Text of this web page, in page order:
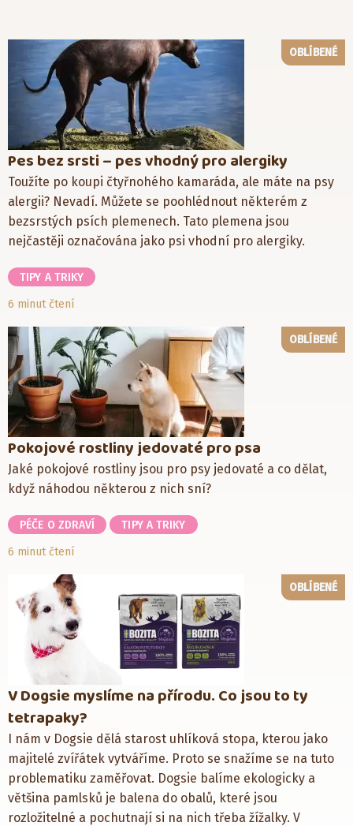
OBLÍBENÉ
Pes bez srsti – pes vhodný pro alergiky
Toužíte po koupi čtyřnohého kamaráda, ale máte na psy
alergii? Nevadí. Můžete se poohlédnout některém z
bezsrstých psích plemenech. Tato plemena jsou
nejčastěji označována jako psi vhodní pro alergiky.
TIPY A TRIKY
6 minut čtení
OBLÍBENÉ
Pokojové rostliny jedovaté pro psa
Jaké pokojové rostliny jsou pro psy jedovaté a co dělat,
když náhodou některou z nich sní?
PÉČE O ZDRAVÍ
TIPY A TRIKY
6 minut čtení
OBLÍBENÉ
V Dogsie myslíme na přírodu. Co jsou to ty
tetrapaky?
I nám v Dogsie dělá starost uhlíková stopa, kterou jako
majitelé zvířátek vytváříme. Proto se snažíme se na tuto
problematiku zaměřovat. Dogsie balíme ekologicky a
většina pamlsků je balena do obalů, které jsou
rozložitelné a pochutnají si na nich třeba žížalky. V